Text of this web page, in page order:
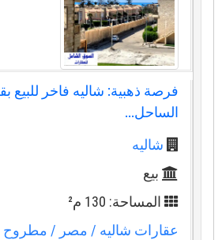
فرصة ذهبية: شاليه فاخر للبيع
الساحل...
شاليه
بيع
المساحة: 130 م²
عقارات شاليه/ مصر / مطروح/